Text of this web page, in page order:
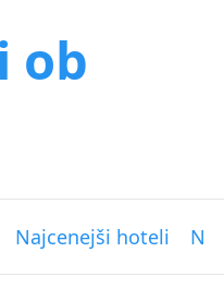
ob
Najcenejši hoteli